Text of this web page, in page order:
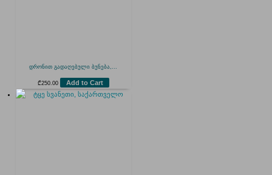
დრონით გადაღებული ბუნება,...
₾250.00 Add to Cart